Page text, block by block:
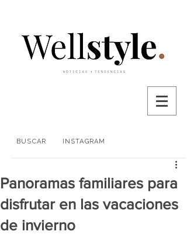
BUSCAR INSTAGRAM
Panoramas familiares para
disfrutar en las vacaciones
de invierno